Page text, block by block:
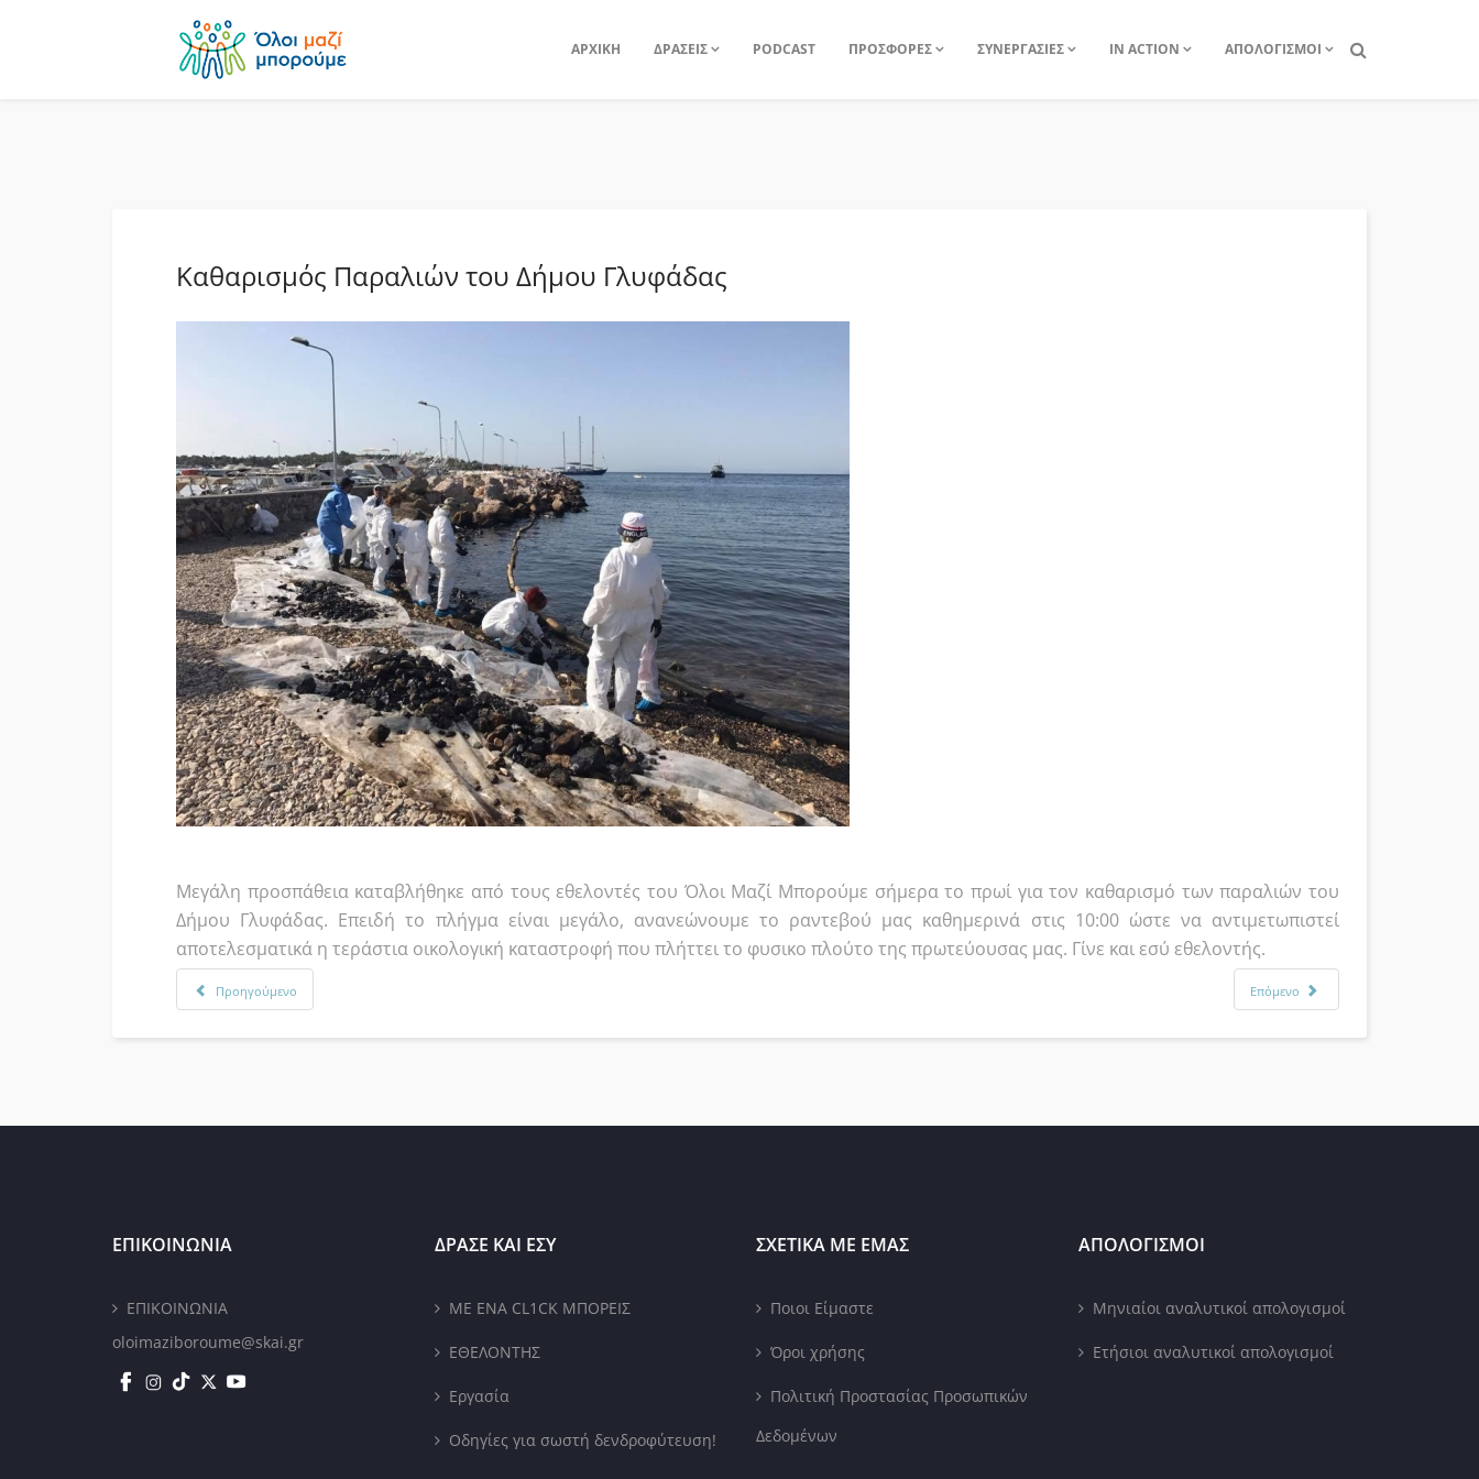
ΑΡΧΙΚΗ ΔΡΑΣΕΙΣ PODCAST ΠΡΟΣΦΟΡΕΣ ΣΥΝΕΡΓΑΣΙΕΣ IN ACTION ΑΠΟΛΟΓΙΣΜΟΙ
Καθαρισμός Παραλιών του Δήμου Γλυφάδας
Μεγάλη προσπάθεια καταβλήθηκε από τους εθελοντές του Όλοι Μαζί Μπορούμε σήμερα το πρωί για τον καθαρισμό των παραλιών του
Δήμου Γλυφάδας. Επειδή το πλήγμα είναι μεγάλο, ανανεώνουμε το ραντεβού μας καθημερινά στις 10:00 ώστε να αντιμετωπιστεί
αποτελεσματικά η τεράστια οικολογική καταστροφή που πλήττει το φυσικο πλούτο της πρωτεύουσας μας. Γίνε και εσύ εθελοντής.
Προηγούμενο Επόμενο
ΕΠΙΚΟΙΝΩΝΙΑ
ΕΠΙΚΟΙΝΩΝΙΑ
oloimaziboroume@skai.gr
ΔΡΑΣΕ ΚΑΙ ΕΣΥ
ΜΕ ΕΝΑ CL1CK ΜΠΟΡΕΙΣ
ΕΘΕΛΟΝΤΗΣ
Εργασία
Οδηγίες για σωστή δενδροφύτευση!
ΣΧΕΤΙΚΑ ΜΕ ΕΜΑΣ
Ποιοι Είμαστε
Όροι χρήσης
Πολιτική Προστασίας Προσωπικών
Δεδομένων
ΑΠΟΛΟΓΙΣΜΟΙ
Μηνιαίοι αναλυτικοί απολογισμοί
Ετήσιοι αναλυτικοί απολογισμοί